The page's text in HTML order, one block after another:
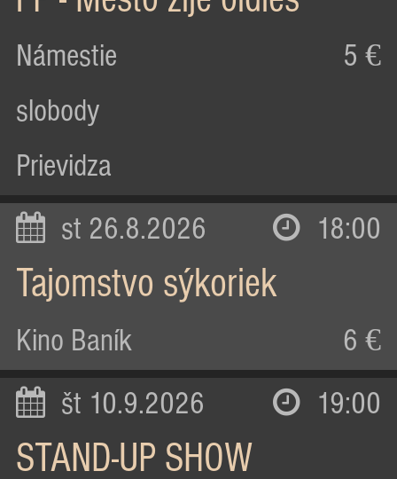
Námestie
slobody
Prievidza
5 €
st 26.8.2026 18:00
Tajomstvo sýkoriek
Kino Baník 6 €
št 10.9.2026 19:00
STAND-UP SHOW